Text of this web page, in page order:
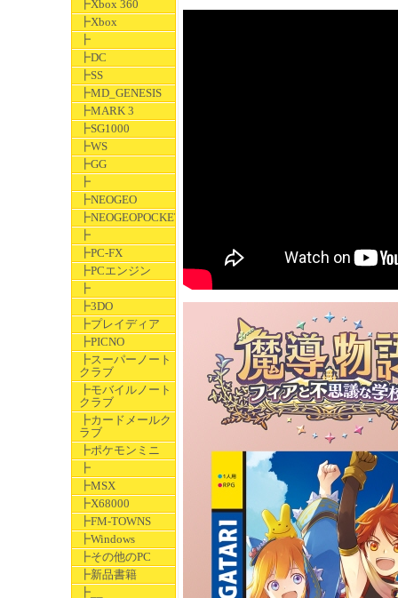
┣Xbox 360
┣Xbox
┣
┣DC
┣SS
┣MD_GENESIS
┣MARK 3
┣SG1000
┣WS
┣GG
┣
┣NEOGEO
┣NEOGEOPOCKET
┣
┣PC-FX
┣PCエンジン
┣
┣3DO
┣プレイディア
┣PICNO
┣スーパーノート
クラブ
┣モバイルノート
クラブ
┣カードメールク
ラブ
┣ポケモンミニ
┣
┣MSX
┣X68000
┣FM-TOWNS
┣Windows
┣その他のPC
┣新品書籍
┣__